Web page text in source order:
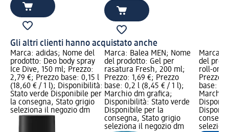
Gli altri clienti hanno acquistato anche
Marca: adidas; Nome del
prodotto: Deo body spray
Ice Dive, 150 ml; Prezzo:
2,79 €; Prezzo base: 0,15 l
(18,60 € / 1 l); Disponibilità:
Stato verde Disponibile per
la consegna, Stato grigio
seleziona il negozio dm
Marca: Balea MEN; Nome
del prodotto: Gel per
rasatura Fresh, 200 ml;
Prezzo: 1,69 €; Prezzo
base: 0,2 l (8,45 € / 1 l);
Marchio dm grafica;
Disponibilità: Stato verde
Disponibile per la
consegna, Stato grigio
seleziona il negozio dm
Marca:
del
roll-on
Prezzo:
base:
Marchio